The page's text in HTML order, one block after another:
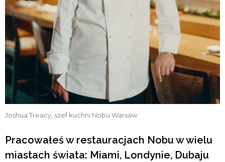
Joshua Treacy, szef kuchni Nobu Warsaw
Pracowałeś w restauracjach Nobu w wielu
miastach świata: Miami, Londynie, Dubaju